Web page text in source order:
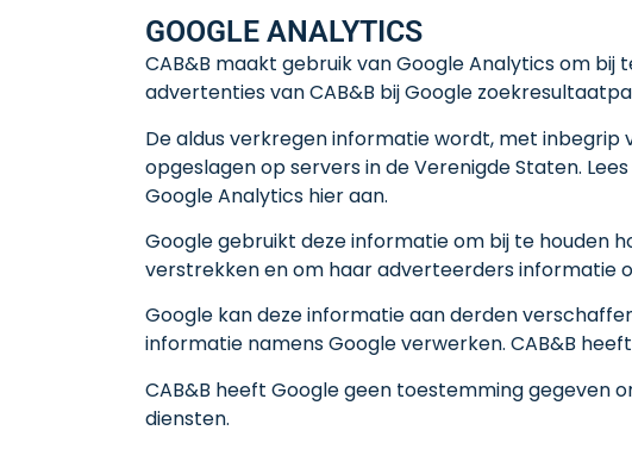
GOOGLE ANALYTICS
CAB&B maakt gebruik van Google Analytics om
advertenties van CAB&B bij Google
De aldus verkregen informatie wordt, met
opgeslagen op servers in de Verenigde Staten.
Google Analytics hier aan.
Google gebruikt deze informatie om bij te houden
verstrekken en om haar adverteerders informatie
Google kan deze informatie aan derden
informatie namens Google verwerken. CAB&B
CAB&B heeft Google geen toestemming gegeven
diensten.